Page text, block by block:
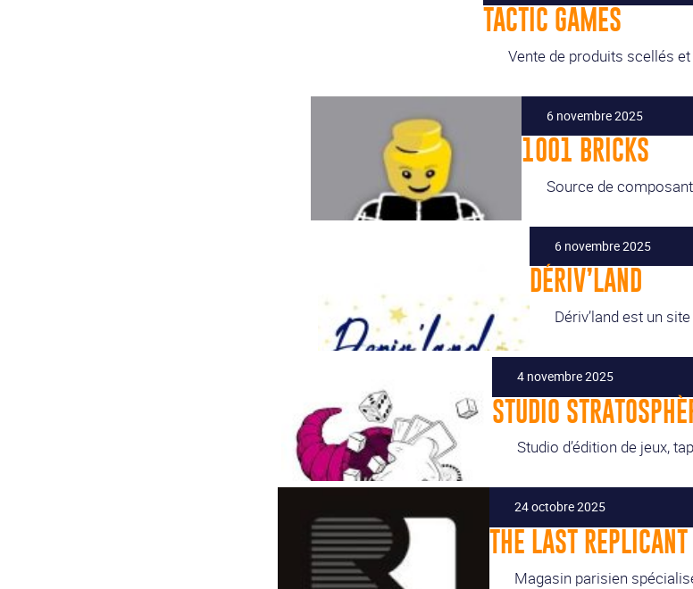
TACTIC GAMES
Vente de produits scellés
6 novembre 2025
1001 BRICKS
Source de
6 novembre 2025
DÉRIV’LAND
Dériv’land est un
4 novembre 2025
STUDIO
Studio d’édition de jeux,
24 octobre 2025
THE LAST REPLICANT
Magasin parisien